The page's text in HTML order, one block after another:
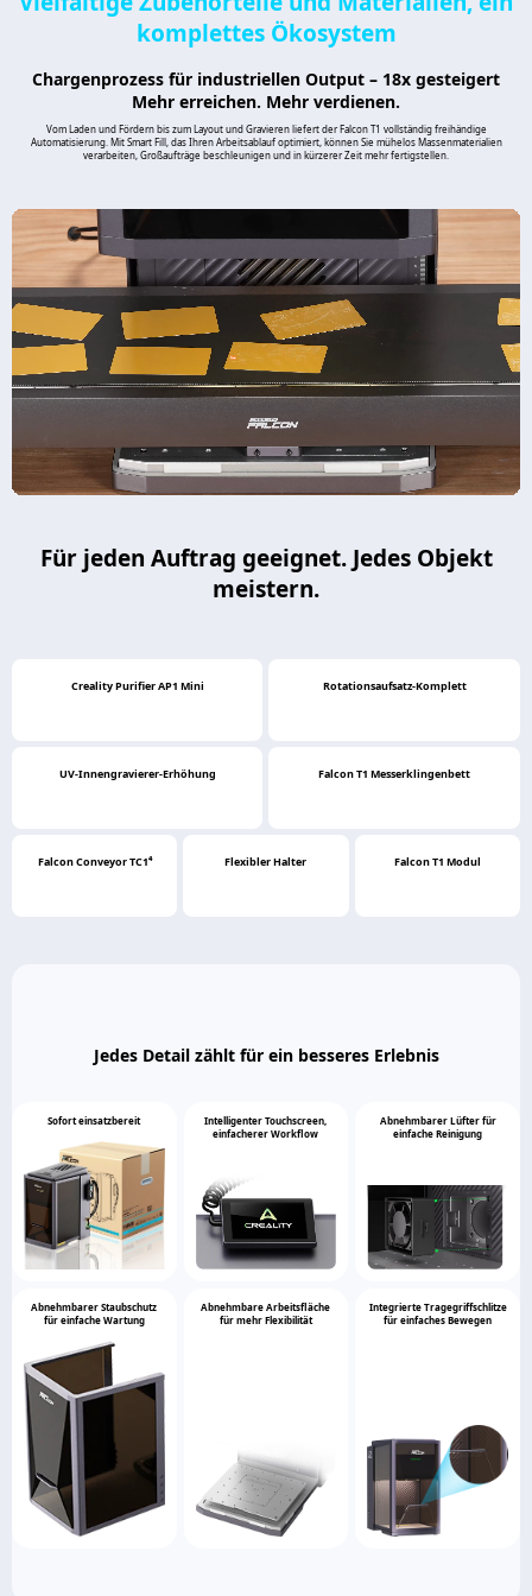
komplettes Ökosystem
Chargenprozess für industriellen Output – 18x gesteigert
Mehr erreichen. Mehr verdienen.
Vom Laden und Fördern bis zum Layout und Gravieren liefert der Falcon T1 vollständig freihändige
Automatisierung. Mit Smart Fill, das Ihren Arbeitsablauf optimiert, können Sie mühelos Massenmaterialien
verarbeiten, Großaufträge beschleunigen und in kürzerer Zeit mehr fertigstellen.
Für jeden Auftrag geeignet. Jedes Objekt
meistern.
Creality Purifier AP1 Mini Rotationsaufsatz-Komplett
UV-Innengravierer-Erhöhung Falcon T1 Messerklingenbett
Falcon Conveyor TC1⁴ Flexibler Halter Falcon T1 Modul
Jedes Detail zählt für ein besseres Erlebnis
Sofort einsatzbereit
Intelligenter Touchscreen,
einfacherer Workflow
Abnehmbarer Lüfter für
einfache Reinigung
Abnehmbarer Staubschutz
für einfache Wartung
Abnehmbare Arbeitsfläche
für mehr Flexibilität
Integrierte Tragegriffschlitze
für einfaches Bewegen